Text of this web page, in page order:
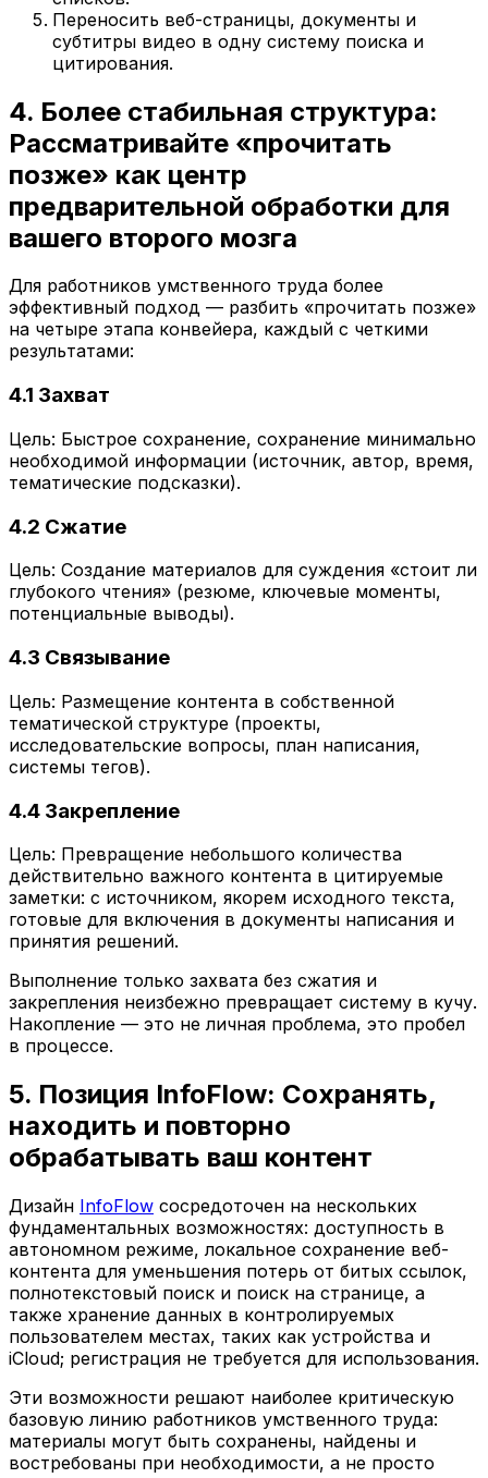
Переносить веб-страницы, документы и
субтитры видео в одну систему поиска и
цитирования.
4. Более стабильная структура:
Рассматривайте «прочитать
позже» как центр
предварительной обработки для
вашего второго мозга
Для работников умственного труда более
эффективный подход — разбить «прочитать позже»
на четыре этапа конвейера, каждый с четкими
результатами:
4.1 Захват
Цель: Быстрое сохранение, сохранение минимально
необходимой информации (источник, автор, время,
тематические подсказки).
4.2 Сжатие
Цель: Создание материалов для суждения «стоит ли
глубокого чтения» (резюме, ключевые моменты,
потенциальные выводы).
4.3 Связывание
Цель: Размещение контента в собственной
тематической структуре (проекты,
исследовательские вопросы, план написания,
системы тегов).
4.4 Закрепление
Цель: Превращение небольшого количества
действительно важного контента в цитируемые
заметки: с источником, якорем исходного текста,
готовые для включения в документы написания и
принятия решений.
Выполнение только захвата без сжатия и
закрепления неизбежно превращает систему в кучу.
Накопление — это не личная проблема, это пробел
в процессе.
5. Позиция InfoFlow: Сохранять,
находить и повторно
обрабатывать ваш контент
Дизайн InfoFlow сосредоточен на нескольких
фундаментальных возможностях: доступность в
автономном режиме, локальное сохранение веб-
контента для уменьшения потерь от битых ссылок,
полнотекстовый поиск и поиск на странице, а
также хранение данных в контролируемых
пользователем местах, таких как устройства и
iCloud; регистрация не требуется для использования.
Эти возможности решают наиболее критическую
базовую линию работников умственного труда:
материалы могут быть сохранены, найдены и
востребованы при необходимости, а не просто